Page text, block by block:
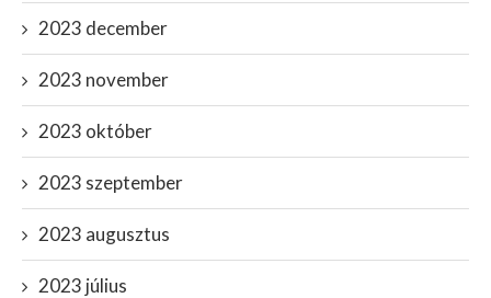
2023 december
2023 november
2023 október
2023 szeptember
2023 augusztus
2023 július